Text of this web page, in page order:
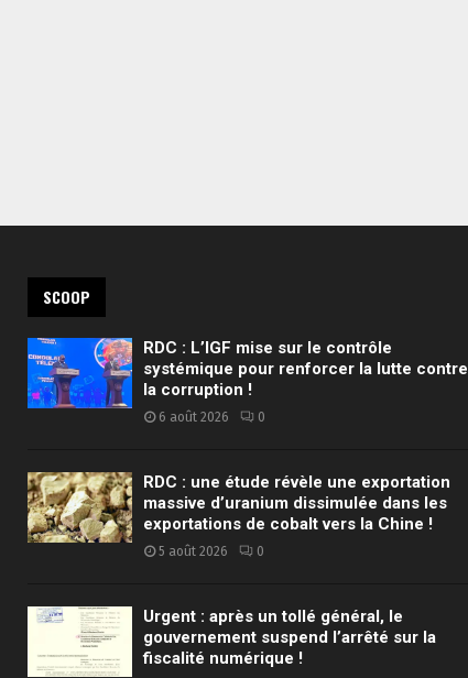
SCOOP
RDC : L’IGF mise sur le contrôle
systémique pour renforcer la lutte contre
la corruption !
6 août 2026 0
RDC : une étude révèle une exportation
massive d’uranium dissimulée dans les
exportations de cobalt vers la Chine !
5 août 2026 0
Urgent : après un tollé général, le
gouvernement suspend l’arrêté sur la
fiscalité numérique !